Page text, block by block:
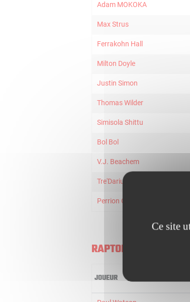
Adam MOKOKA
Max Strus
Ferrakohn Hall
Milton Doyle
Justin Simon
Thomas Wilder
Simisola Shittu
Bol Bol
V.J. Beachem
Tre'Darius McCallum
Perrion Callandret
RAPTORS 905
JOUEUR
Ce site